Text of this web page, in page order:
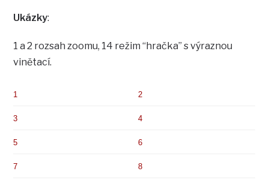
Ukázky:
1 a 2 rozsah zoomu, 14 režim “hračka” s výraznou
vinětací.
1 2
3 4
5 6
7 8